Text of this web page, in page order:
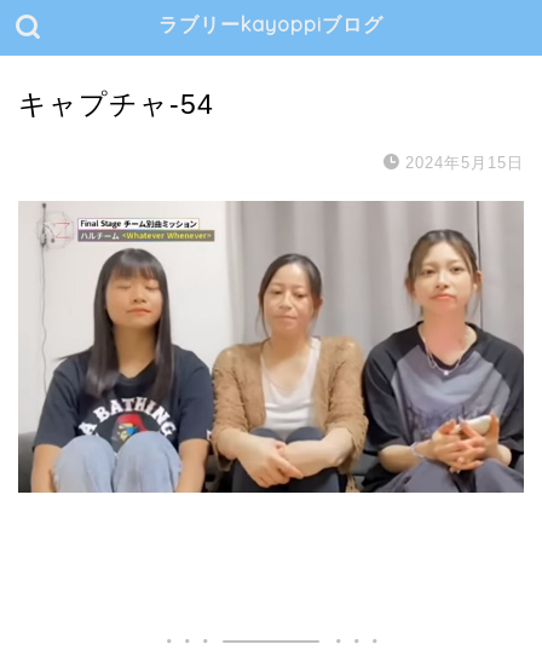
ラブリーkayoppiブログ
キャプチャ-54
2024年5月15日